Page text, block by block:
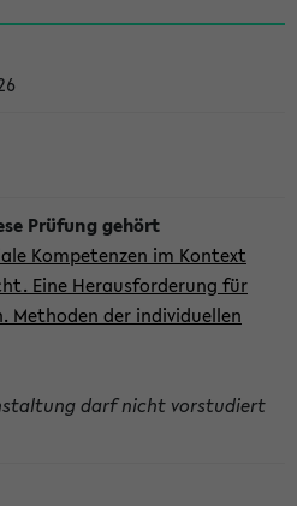
Kompetenzen im Kontext
Eine Herausforderung für
Methoden der individuellen
darf nicht vorstudiert